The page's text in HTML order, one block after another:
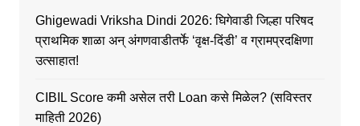
Ghigewadi Vriksha Dindi 2026: घिगेवाडी जिल्हा परिषद
प्राथमिक शाळा अन् अंगणवाडीतर्फे ‘वृक्ष-दिंडी’ व ग्रामप्रदक्षिणा
उत्साहात!
CIBIL Score कमी असेल तरी Loan कसे मिळेल? (सविस्तर
माहिती 2026)